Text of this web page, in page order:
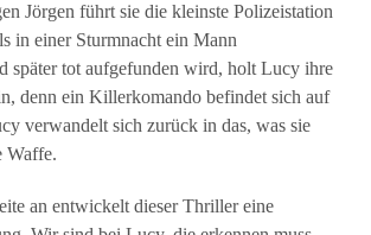
Jörgen führt sie die kleinste Polizeistation
in einer Sturmnacht ein Mann
später tot aufgefunden wird, holt Lucy ihre
denn ein Killerkomando befindet sich auf
verwandelt sich zurück in das, was sie
Waffe.
an entwickelt dieser Thriller eine